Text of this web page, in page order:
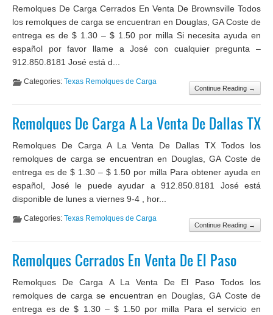
Remolques De Carga Cerrados En Venta De Brownsville Todos
los remolques de carga se encuentran en Douglas, GA Coste de
entrega es de $ 1.30 – $ 1.50 por milla Si necesita ayuda en
español por favor llame a José con cualquier pregunta –
912.850.8181 José está d...
Continue Reading →
Categories: Texas Remolques de Carga
Remolques De Carga A La Venta De Dallas TX
Remolques De Carga A La Venta De Dallas TX Todos los
remolques de carga se encuentran en Douglas, GA Coste de
entrega es de $ 1.30 – $ 1.50 por milla Para obtener ayuda en
español, José le puede ayudar a 912.850.8181 José está
disponible de lunes a viernes 9-4 , hor...
Continue Reading →
Categories: Texas Remolques de Carga
Remolques Cerrados En Venta De El Paso
Remolques De Carga A La Venta De El Paso Todos los
remolques de carga se encuentran en Douglas, GA Coste de
entrega es de $ 1.30 – $ 1.50 por milla Para el servicio en